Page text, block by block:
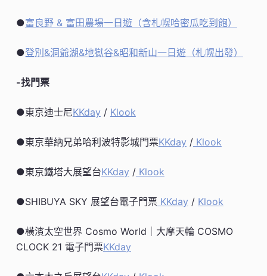
●富良野 & 富田農場一日遊（含札幌哈密瓜吃到飽）
●登別&洞爺湖&地獄谷&昭和新山一日遊（札幌出發）
-找門票
●東京迪士尼KKday / Klook
●東京華納兄弟哈利波特影城門票KKday /Klook
●東京鐵塔大展望台KKday /Klook
●SHIBUYA SKY 展望台電子門票KKday / Klook
●橫濱太空世界 Cosmo World｜大摩天輪 COSMO
CLOCK 21 電子門票KKday